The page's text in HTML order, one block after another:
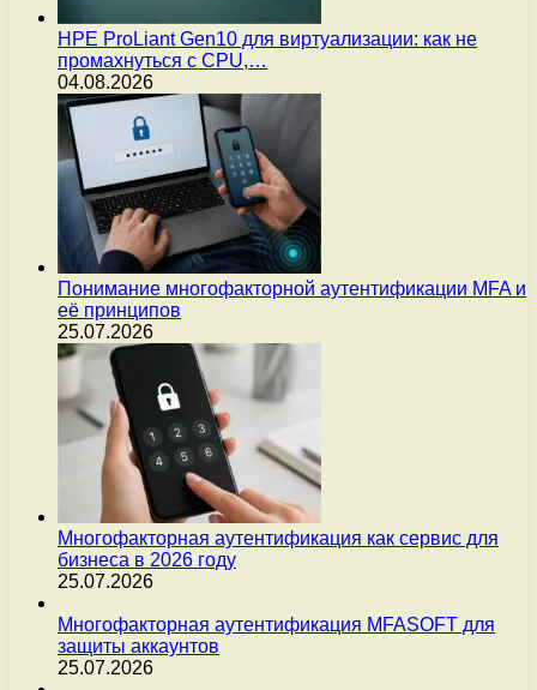
HPE ProLiant Gen10 для виртуализации: как не
промахнуться с CPU,…
04.08.2026
Понимание многофакторной аутентификации MFA и
её принципов
25.07.2026
Многофакторная аутентификация как сервис для
бизнеса в 2026 году
25.07.2026
Многофакторная аутентификация MFASOFT для
защиты аккаунтов
25.07.2026